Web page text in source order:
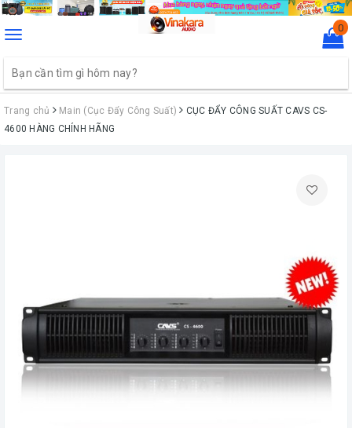
Toggle
0
Trang chủ Main (Cục Đẩy Công Suất)
CỤC ĐẨY CÔNG SUẤT CAVS CS-
4600 HÀNG CHÍNH HÃNG